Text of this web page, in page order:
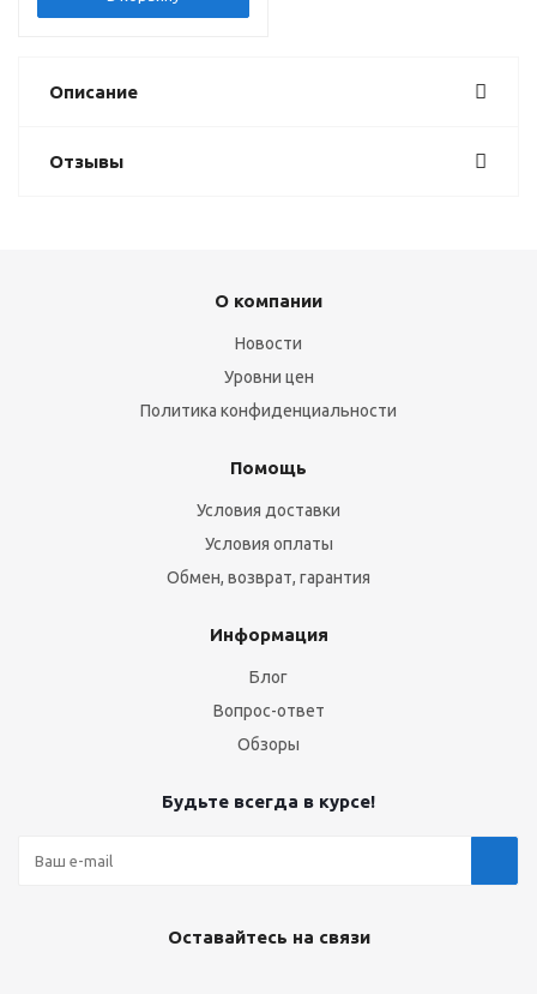
Описание
Отзывы
О компании
Новости
Уровни цен
Политика конфиденциальности
Помощь
Условия доставки
Условия оплаты
Обмен, возврат, гарантия
Информация
Блог
Вопрос-ответ
Обзоры
Будьте всегда в курсе!
Оставайтесь на связи